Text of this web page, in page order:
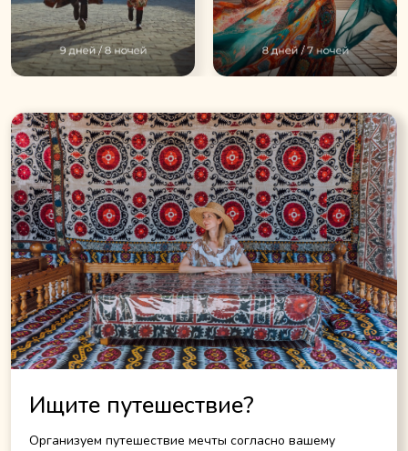
Ищите путешествие?
Организуем путешествие мечты согласно вашему